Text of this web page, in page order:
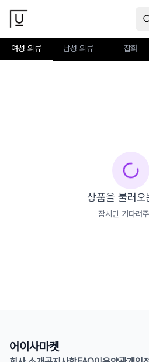
여성 의류 남성 의류 잡화
상품을 불러오
잠시만 기다려
어이사마켓